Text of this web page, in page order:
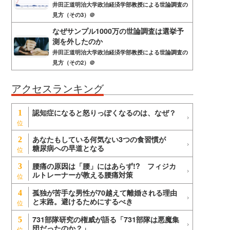
井田正道明治大学政治経済学部教授による世論調査の
見方（その3）＠
なぜサンプル1000万の世論調査は選挙予
測を外したのか
井田正道明治大学政治経済学部教授による世論調査の
見方（その2）＠
アクセスランキング
1 認知症になると怒りっぽくなるのは、なぜ？
2
あなたもしている何気ない3つの食習慣が
糖尿病への早道となる
3
腰痛の原因は「腰」にはあらず!? フィジカ
ルトレーナーが教える腰痛対策
4
孤独が苦手な男性が70越えて離婚される理由
と末路。避けるためにするべき
5
731部隊研究の権威が語る「731部隊は悪魔集